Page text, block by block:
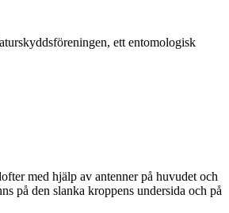
ett entomologisk
med hjälp av antenner på huvudet och
på den slanka kroppens undersida och på